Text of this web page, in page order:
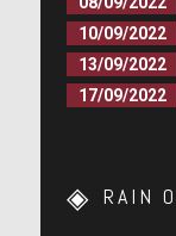
10/09/2022
13/09/2022
17/09/2022
RAIN